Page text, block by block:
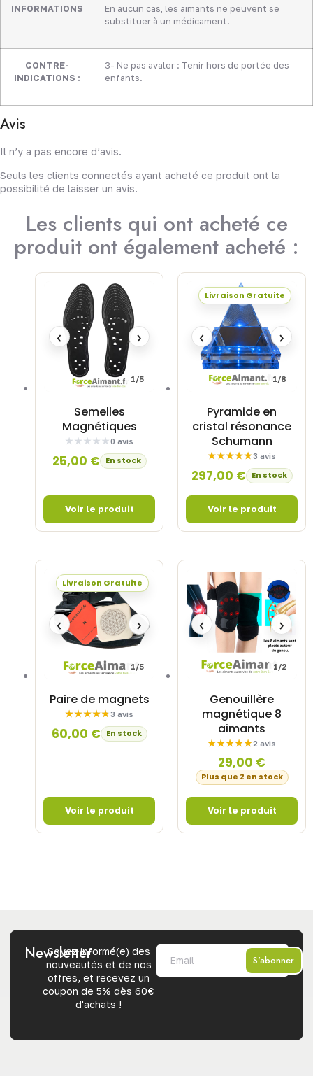
INFORMATIONS
En aucun cas, les aimants ne peuvent se
substituer à un médicament.
CONTRE-
INDICATIONS :
3- Ne pas avaler : Tenir hors de portée des
enfants.
Avis
Il n’y a pas encore d’avis.
Seuls les clients connectés ayant acheté ce produit ont la
possibilité de laisser un avis.
Les clients qui ont acheté ce
produit ont également acheté :
Semelles
Magnétiques
0 avis
25,00 € En stock
‹ ›
1/5
Pyramide en
cristal résonance
Schumann
3 avis
297,00 € En stock
Livraison Gratuite
‹ ›
1/8
Paire de magnets
3 avis
60,00 € En stock
Livraison Gratuite
‹ ›
1/5
Genouillère
magnétique 8
aimants
2 avis
29,00 €
Plus que 2 en stock
‹ ›
1/2
Newsletter
Soyez informé(e) des
nouveautés et de nos
offres, et recevez un
coupon de 5% dès 60€
d'achats !
S'abonner